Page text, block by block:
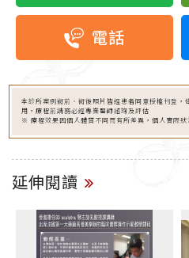
電話
本診所案例術前、術後照片皆經患者同意授權刊登，
用，療程前請務必經專業醫師諮詢及評估
※ 療程效果因個人體質不同而有所差異，個人實際狀
延伸閱讀